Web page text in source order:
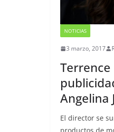
NOTICIAS
3 marzo, 2017
Angelina
El director se